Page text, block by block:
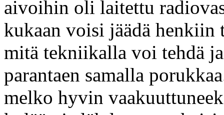
aivoihin oli laitettu
kukaan voisi jäädä henkiin
mitä tekniikalla voi tehdä
parantaen samalla
melko hyvin